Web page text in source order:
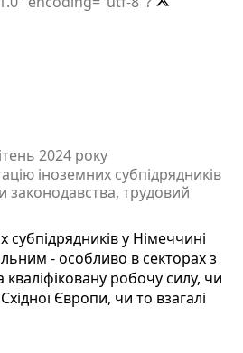
2024 року
іноземних субпідрядників
законодавства, трудовий
субпідрядників у Німеччині
- особливо в секторах з
робочу силу, чи
Європи, чи то взагалі